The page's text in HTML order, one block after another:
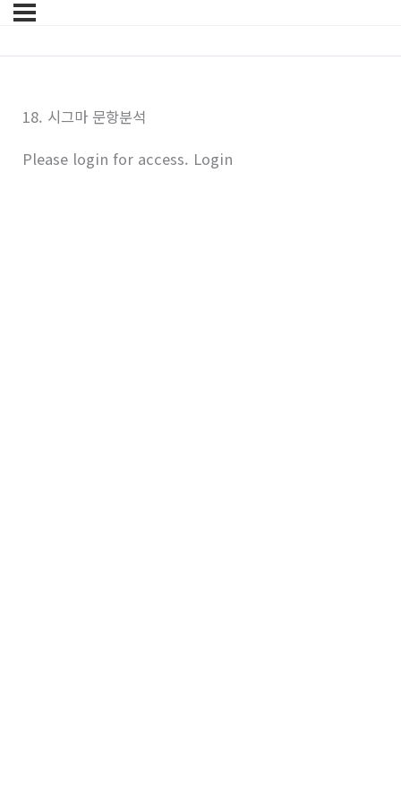
18. 시그마 문항분석
Please login for access. Login